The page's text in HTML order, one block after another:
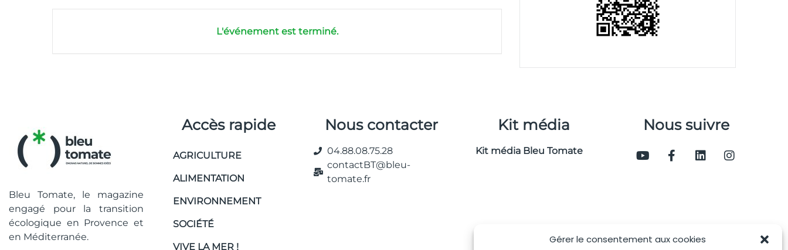
Gérer le consentement aux cookies
L'événement est terminé.
Bleu Tomate, le magazine
engagé pour la transition
écologique en Provence et
en Méditerranée.
Accès rapide
AGRICULTURE
ALIMENTATION
ENVIRONNEMENT
SOCIÉTÉ
VIVE LA MER !
Nous contacter
04.88.08.75.28
contactBT@bleu-
tomate.fr
Kit média
Kit média Bleu Tomate
Nous suivre